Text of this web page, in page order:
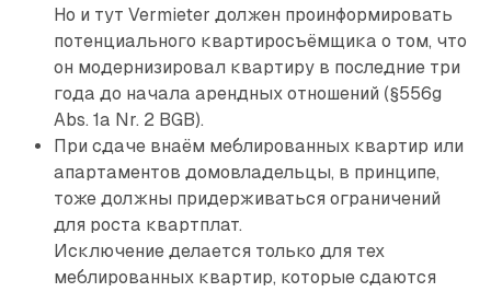
Но и тут Vermieter должен проинформировать
потенциального квартиросъёмщика о том, что
он модернизировал квартиру в последние три
года до начала арендных отношений (§556g
Abs. 1а Nr. 2 BGB).
При сдаче внаём меблированных квартир или
апартаментов домовладельцы, в принципе,
тоже должны придерживаться ограничений
для роста квартплат.
Исключение делается только для тех
меблированных квартир, которые сдаются